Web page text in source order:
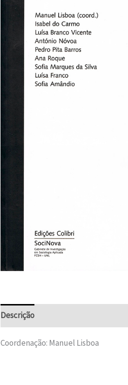
Descrição
Coordenação: Manuel Lisboa